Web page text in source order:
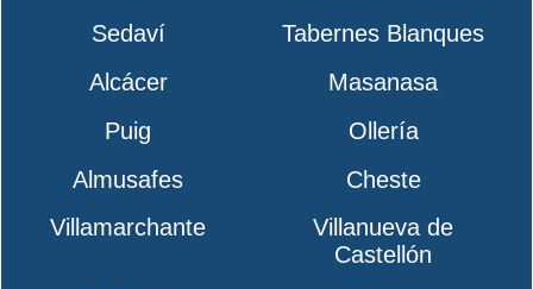
Sedaví
Tabernes Blanques
Alcácer
Masanasa
Puig
Ollería
Almusafes
Cheste
Villamarchante
Villanueva de
Castellón